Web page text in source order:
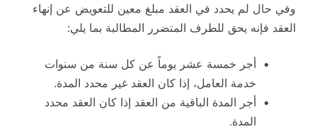
وفي حال لم يحدد في العقد مبلغ معين للتعويض عن إنهاء
العقد فإنه يحق للطرف المتضرر المطالبة بما يلي:
أجر خمسة عشر يوماً عن كل سنة من سنوات
خدمة العامل، إذا كان العقد غير محدد المدة.
أجر المدة الباقية من العقد إذا كان العقد محدد
المدة.